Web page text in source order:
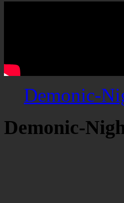
Demonic-
Demonic-